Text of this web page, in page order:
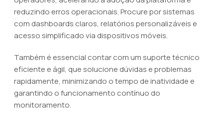
reduzindo erros operacionais. Procure por sistemas
com dashboards claros, relatórios personalizáveis e
acesso simplificado via dispositivos móveis.
Também é essencial contar com um suporte técnico
eficiente e ágil, que solucione dúvidas e problemas
rapidamente, minimizando o tempo de inatividade e
garantindo o funcionamento contínuo do
monitoramento.